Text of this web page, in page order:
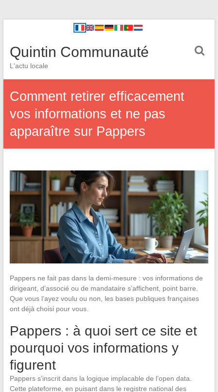
Quintin Communauté
L'actu locale
Comment retirer efficacement
vos informations et ne pas
apparaître sur Pappers
Pappers ne fait pas dans la demi-mesure : vos informations de
dirigeant, d’associé ou de mandataire s’affichent, point barre.
Que vous l’ayez voulu ou non, les bases publiques françaises
ont déjà choisi pour vous.
Pappers : à quoi sert ce site et
pourquoi vos informations y
figurent
Pappers s’inscrit dans la logique implacable de l’open data.
Cette plateforme, en puisant dans le registre national des